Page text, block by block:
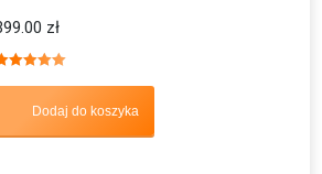
zł
Dodaj do koszyka